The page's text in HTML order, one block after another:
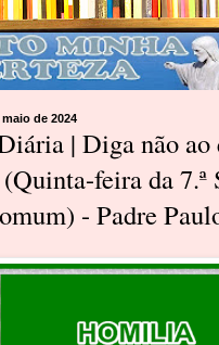
de 2024
| Diga não ao
feira da 7.ª
- Padre